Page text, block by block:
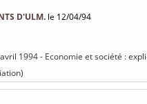
D'ULM. le 12/04/94
1994 - Economie et société :